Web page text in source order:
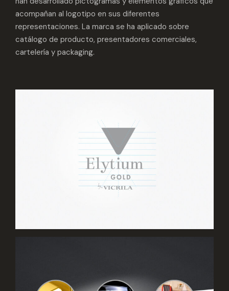
acompañan al logotipo en sus diferentes
representaciones. La marca se ha aplicado sobre
catálogo de producto, presentadores comerciales,
cartelería y packaging.